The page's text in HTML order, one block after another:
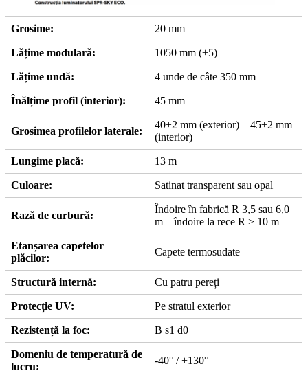
Grosime: 20 mm
Lățime modulară: 1050 mm (±5)
Lățime undă: 4 unde de câte 350 mm
Înălțime profil (interior): 45 mm
Grosimea profilelor laterale:
40±2 mm (exterior) – 45±2 mm
(interior)
Lungime placă: 13 m
Culoare: Satinat transparent sau opal
Rază de curbură:
Îndoire în fabrică R 3,5 sau 6,0
m – îndoire la rece R > 10 m
Etanșarea capetelor
plăcilor:
Capete termosudate
Structură internă: Cu patru pereți
Protecție UV: Pe stratul exterior
Rezistență la foc: B s1 d0
Domeniu de temperatură de
lucru:
-40° / +130°